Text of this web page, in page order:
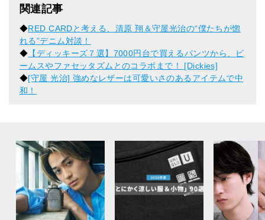
関連記事
◆RED CARDと考える、清原 翔＆守屋光治の“僕たちが惚
れる”デニム対談！
◆ 【ディッキーズ７選】7000円台で買えるパンツから、ビ
ームスやファセッタズムとのコラボまで！ [Dickies]
◆[守屋 光治] 強めなレザーは可愛いさのあるアイテムで中
和！